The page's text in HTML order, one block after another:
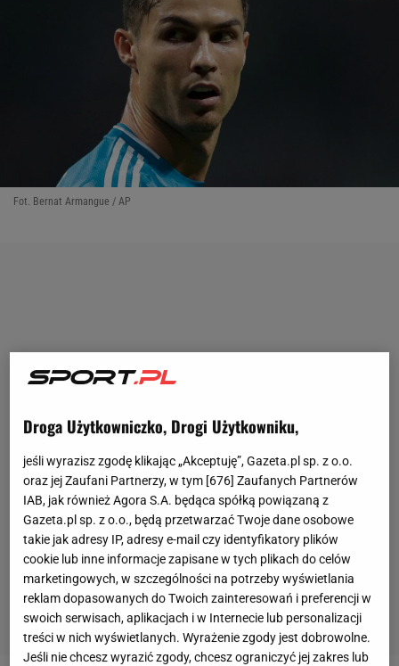
Fot. Bernat Armangue / AP
Droga Użytkowniczko, Drogi Użytkowniku,
jeśli wyrazisz zgodę klikając „Akceptuję”, Gazeta.pl sp. z o.o.
oraz jej Zaufani Partnerzy, w tym [676] Zaufanych Partnerów
IAB, jak również Agora S.A. będąca spółką powiązaną z
Gazeta.pl sp. z o.o., będą przetwarzać Twoje dane osobowe
takie jak adresy IP, adresy e-mail czy identyfikatory plików
cookie lub inne informacje zapisane w tych plikach do celów
marketingowych, w szczególności na potrzeby wyświetlania
reklam dopasowanych do Twoich zainteresowań i preferencji w
swoich serwisach, aplikacjach i w Internecie lub personalizacji
treści w nich wyświetlanych. Wyrażenie zgody jest dobrowolne.
Jeśli nie chcesz wyrazić zgody, chcesz ograniczyć jej zakres lub